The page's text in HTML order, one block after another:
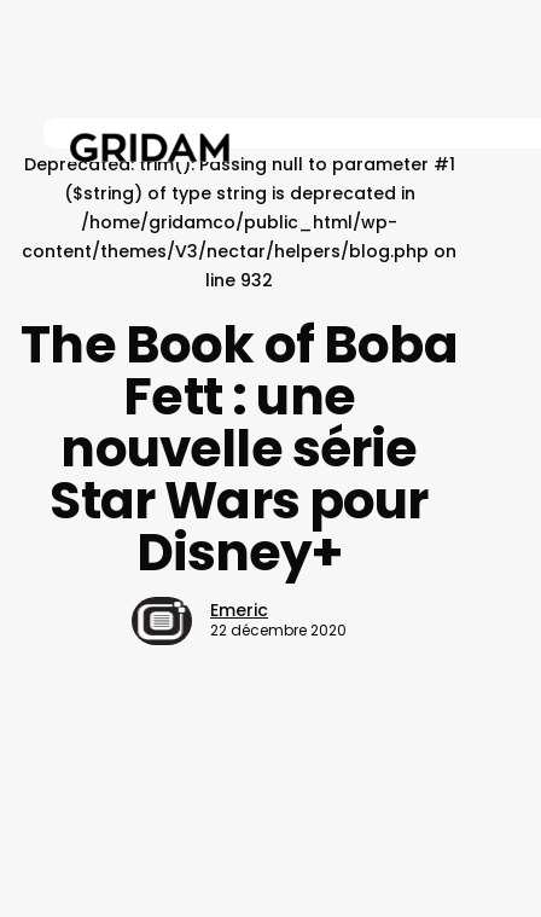
content
Deprecated: trim(): Passing null to parameter #1
($string) of type string is deprecated in
/home/gridamco/public_html/wp-
content/themes/V3/nectar/helpers/blog.php on
line 932
The Book of Boba
Fett : une
nouvelle série
Star Wars pour
Disney+
Emeric
22 décembre 2020